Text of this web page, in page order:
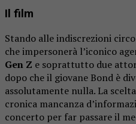
Il film
Stando alle indiscrezioni
che impersonerà l’iconico
Gen Z e soprattutto due
dopo che il giovane Bond è
assolutamente nulla. La
cronica mancanza
concerto per far passare il